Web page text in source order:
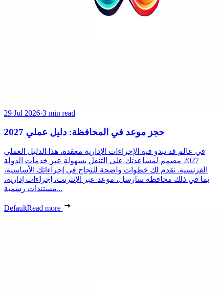
29 Jul 2026·3 min read
حجز موعد في المحافظة: دليل عملي 2027
في عالم قد تبدو فيه الإجراءات الإدارية معقدة، هذا الدليل العملي
2027 مصمم لمساعدتك على التنقل بسهولة عبر خدمات الدولة
الفرنسية. نقدم لك خطوات واضحة للنجاح في إجراءاتك الأساسية،
بما في ذلك محافظة سارسل، موعد عبر الإنترنت، إجراءات إدارية،
مستندات رسمية...
DefaultRead more